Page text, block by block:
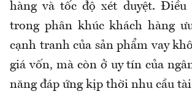
hàng và tốc độ xét duyệt. Điều
trong phân khúc khách hàng
cạnh tranh của sản phẩm vay
giá vốn, mà còn ở uy tín của
năng đáp ứng kịp thời nhu cầu